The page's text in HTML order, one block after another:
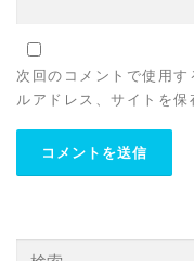
次回のコメントで使用
ルアドレス、サイトを保